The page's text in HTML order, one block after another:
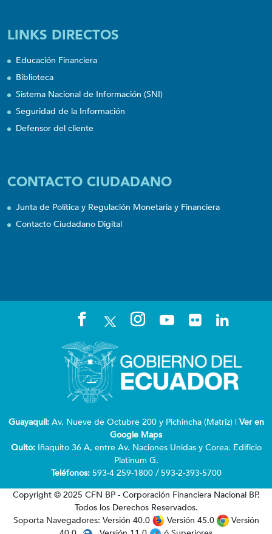
LINKS DIRECTOS
Educación Financiera
Biblioteca
Sistema Nacional de Información (SNI)
Seguridad de la Información
Defensor del cliente
CONTACTO CIUDADANO
Junta de Política y Regulación Monetaria y Financiera
Contacto Ciudadano Digital
Guayaquil:Av. Nueve de Octubre 200 y Pichincha (Matriz) | Ver en
Google Maps
Quito: Iñaquito 36 A, entre Av. Naciones Unidas y Corea. Edificio
Platinum G.
Teléfonos:593-4 259-1800 / 593-2-393-5700
Copyright © 2025 CFN BP - Corporación Financiera Nacional BP,
Todos los Derechos Reservados.
Soporta Navegadores: Versión 40.0
Versión 45.0
Versión